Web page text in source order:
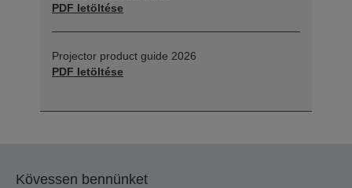
PDF letöltése
Projector product guide 2026
PDF letöltése
Kövessen bennünket